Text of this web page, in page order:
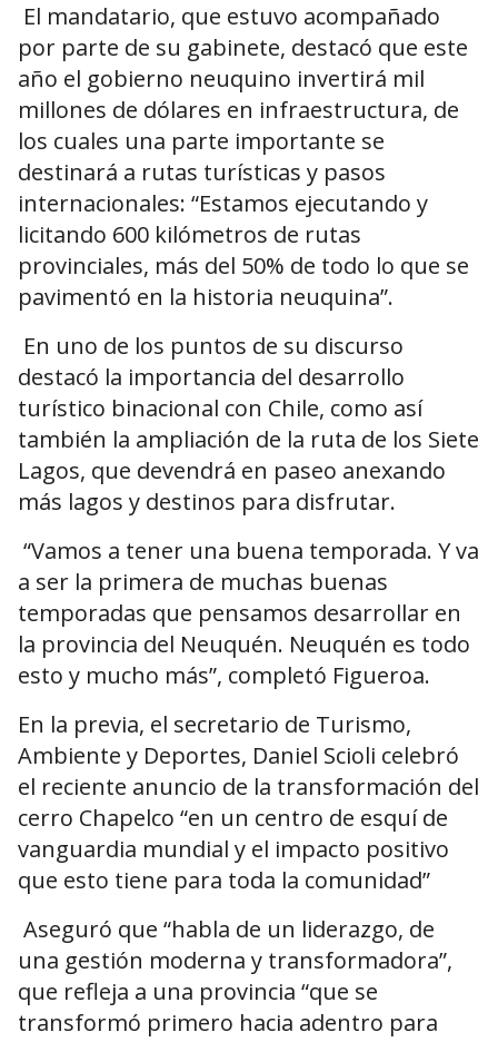
El mandatario, que estuvo acompañado
por parte de su gabinete, destacó que este
año el gobierno neuquino invertirá mil
millones de dólares en infraestructura, de
los cuales una parte importante se
destinará a rutas turísticas y pasos
internacionales: “Estamos ejecutando y
licitando 600 kilómetros de rutas
provinciales, más del 50% de todo lo que se
pavimentó en la historia neuquina”.
En uno de los puntos de su discurso
destacó la importancia del desarrollo
turístico binacional con Chile, como así
también la ampliación de la ruta de los Siete
Lagos, que devendrá en paseo anexando
más lagos y destinos para disfrutar.
“Vamos a tener una buena temporada. Y va
a ser la primera de muchas buenas
temporadas que pensamos desarrollar en
la provincia del Neuquén. Neuquén es todo
esto y mucho más”, completó Figueroa.
En la previa, el secretario de Turismo,
Ambiente y Deportes, Daniel Scioli celebró
el reciente anuncio de la transformación del
cerro Chapelco “en un centro de esquí de
vanguardia mundial y el impacto positivo
que esto tiene para toda la comunidad”
Aseguró que “habla de un liderazgo, de
una gestión moderna y transformadora”,
que refleja a una provincia “que se
transformó primero hacia adentro para